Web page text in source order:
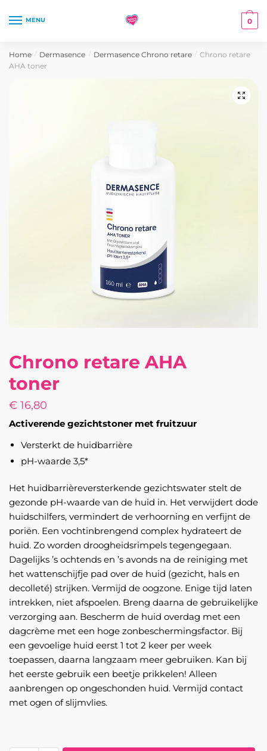
MENU 0
Home Dermasence Dermasence Chrono retare
Chrono retare
AHA toner
Chrono retare AHA
toner
€ 16,80
Activerende gezichtstoner met fruitzuur
Versterkt de huidbarrière
pH-waarde 3,5*
Het huidbarrièreversterkende gezichtswater stelt de
gezonde pH-waarde van de huid in. Het verwijdert dode
huidschilfers, vermindert de verhoorning en verfijnt de
poriën. Een vochtinbrengend complex hydrateert de
huid. Zo worden droogheidsrimpels tegengegaan.
Dagelijks ’s ochtends en ’s avonds na de reiniging met
het wattenschijfje pad over de huid (gezicht, hals en
decolleté) strijken. Vermijd de oogzone. Enige tijd laten
intrekken, niet afspoelen. Breng daarna de gebruikelijke
verzorging aan. Bescherm de huid overdag met een
dagcrème met een hoge zonbeschermingsfactor. Bij
een gevoelige huid eerst 1 tot 2 keer per week
toepassen, daarna langzaam meer gebruiken. Kan bij
het eerste gebruik een beetje prikkelen! Alleen
aanbrengen op ongeschonden huid. Vermijd contact
met ogen of slijmvlies.